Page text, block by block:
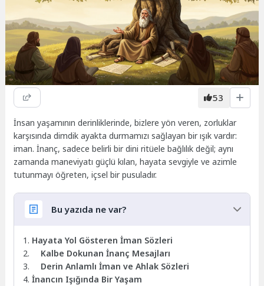
53
İnsan yaşamının derinliklerinde, bizlere yön veren, zorluklar
karşısında dimdik ayakta durmamızı sağlayan bir ışık vardır:
iman. İnanç, sadece belirli bir dini ritüele bağlılık değil; aynı
zamanda maneviyatı güçlü kılan, hayata sevgiyle ve azimle
tutunmayı öğreten, içsel bir pusuladır.
Bu yazıda ne var?
Hayata Yol Gösteren İman Sözleri
Kalbe Dokunan İnanç Mesajları
Derin Anlamlı İman ve Ahlak Sözleri
İnancın Işığında Bir Yaşam